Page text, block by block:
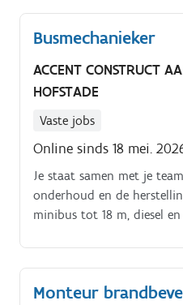
Busmechanieker
ACCENT CONSTRUCT
HOFSTADE
Vaste jobs
Online sinds 18 mei.
Je staat samen met je
onderhoud en de
minibus tot 18 m, diesel
Monteur